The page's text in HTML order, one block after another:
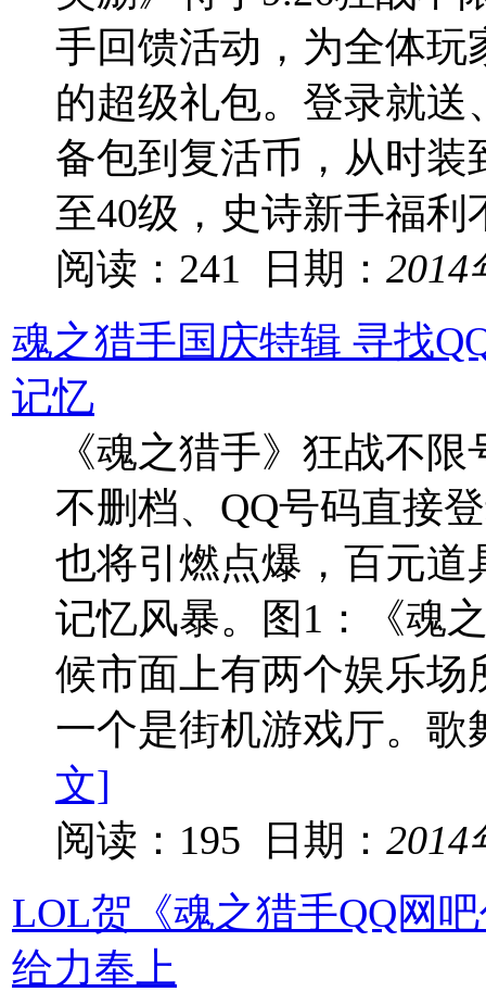
手回馈活动，为全体玩
的超级礼包。登录就
备包到复活币，从时
至40级，史诗新手福
阅读：241 日期： 2014
魂之猎手国庆特辑 寻找
记忆
《魂之猎手》狂战不
不删档、QQ号码直接
也将引燃点爆，百元道
记忆风暴。图1：《魂
候市面上有两个娱乐场
一个是街机游戏厅。
文]
阅读：195 日期： 2014
LOL贺《魂之猎手QQ网
给力奉上